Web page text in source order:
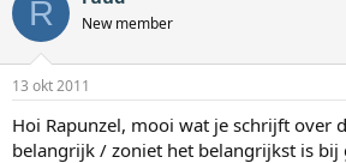
R New member
13 okt 2011
Hoi Rapunzel, mooi wat je schrijft over
belangrijk / zoniet het belangrijkst is bij